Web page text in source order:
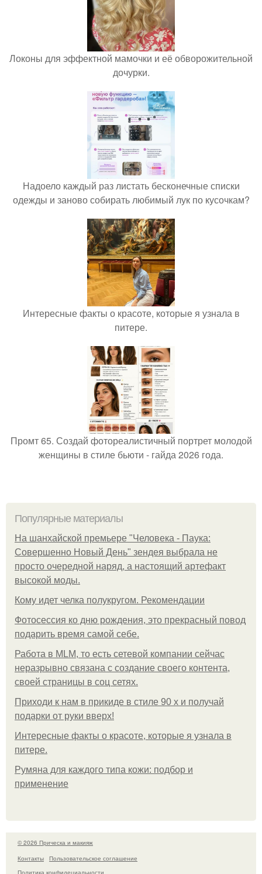
Локоны для эффектной мамочки и её обворожительной
дочурки.
Надоело каждый раз листать бесконечные списки
одежды и заново собирать любимый лук по кусочкам?
Интересные факты о красоте, которые я узнала в
питере.
Промт 65. Создай фотореалистичный портрет молодой
женщины в стиле бьюти - гайда 2026 года.
Популярные материалы
На шанхайской премьере "Человека - Паука:
Совершенно Новый День" зендея выбрала не
просто очередной наряд, а настоящий артефакт
высокой моды.
Кому идет челка полукругом. Рекомендации
Фотосессия ко дню рождения, это прекрасный повод
подарить время самой себе.
Работа в MLM, то есть сетевой компании сейчас
неразрывно связана с создание своего контента,
своей страницы в соц сетях.
Приходи к нам в прикиде в стиле 90 х и получай
подарки от руки вверх!
Интересные факты о красоте, которые я узнала в
питере.
Румяна для каждого типа кожи: подбор и
применение
© 2026 Прическа и макияж
Контакты
Пользовательское соглашение
Политика конфидециальности